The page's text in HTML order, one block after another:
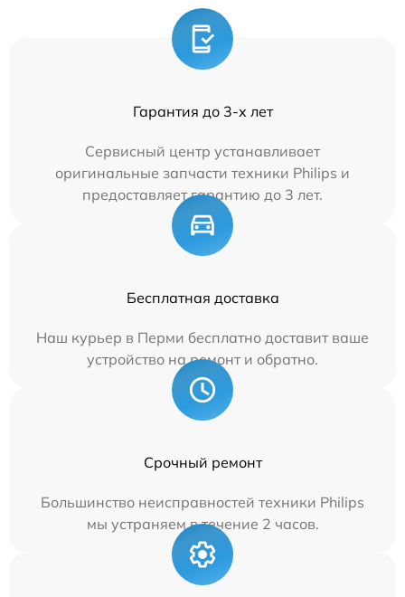
Гарантия до 3-х лет
Сервисный центр устанавливает
оригинальные запчасти техники Philips и
предоставляет гарантию до 3 лет.
Бесплатная доставка
Наш курьер в Перми бесплатно доставит ваше
устройство на ремонт и обратно.
Срочный ремонт
Большинство неисправностей техники Philips
мы устраняем в течение 2 часов.